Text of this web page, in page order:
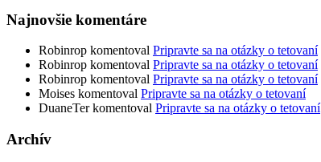
Najnovšie komentáre
Robinrop komentoval Pripravte sa na otázky o tetovaní
Robinrop komentoval Pripravte sa na otázky o tetovaní
Robinrop komentoval Pripravte sa na otázky o tetovaní
Moises komentoval Pripravte sa na otázky o tetovaní
DuaneTerkomentoval Pripravte sa na otázky o tetovaní
Archív